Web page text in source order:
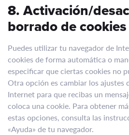
8. Activación/
borrado de cookies
Puedes utilizar tu navegador de
cookies de forma automática o
especificar que ciertas cookies no
Otra opción es cambiar los ajustes
Internet para que recibas un
coloca una cookie. Para obtener
estas opciones, consulta las
«Ayuda» de tu navegador.